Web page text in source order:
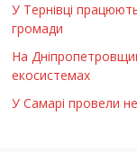
У Тернівці
громади
На
екосистемах
У Самарі провели